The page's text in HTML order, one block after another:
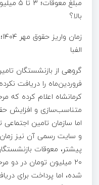
مبلغ
بالا؟
الفبا
گروهی از بازنشستگان
فروردین‌ماه را دریافت
کرمانشاه اعلام کرده که
اما سازمان تامین
و سایت رسمی آن نیز
پیشتر، معوقات
۲۰ میلیون تومان در